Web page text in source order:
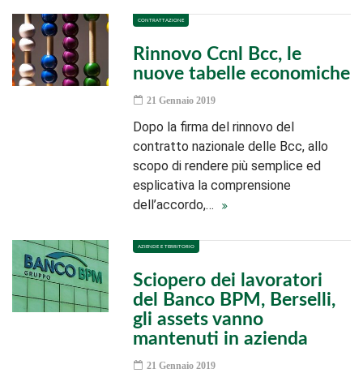
CONTRATTAZIONE
Rinnovo Ccnl Bcc, le
nuove tabelle economiche
21 Gennaio 2019
Dopo la firma del rinnovo del
contratto nazionale delle Bcc, allo
scopo di rendere più semplice ed
esplicativa la comprensione
dell’accordo,…
AZIENDE E TERRITORIO
Sciopero dei lavoratori
del Banco BPM, Berselli,
gli assets vanno
mantenuti in azienda
21 Gennaio 2019